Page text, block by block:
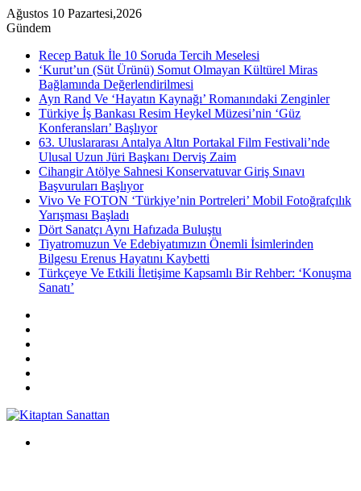
Ağustos 10 Pazartesi,2026
Gündem
Recep Batuk İle 10 Soruda Tercih Meselesi
‘Kurut’un (Süt Ürünü) Somut Olmayan Kültürel Miras
Bağlamında Değerlendirilmesi
Ayn Rand Ve ‘Hayatın Kaynağı’ Romanındaki Zenginler
Türkiye İş Bankası Resim Heykel Müzesi’nin ‘Güz
Konferansları’ Başlıyor
63. Uluslararası Antalya Altın Portakal Film Festivali’nde
Ulusal Uzun Jüri Başkanı Derviş Zaim
Cihangir Atölye Sahnesi Konservatuvar Giriş Sınavı
Başvuruları Başlıyor
Vivo Ve FOTON ‘Türkiye’nin Portreleri’ Mobil Fotoğrafçılık
Yarışması Başladı
Dört Sanatçı Aynı Hafızada Buluştu
Tiyatromuzun Ve Edebiyatımızın Önemli İsimlerinden
Bilgesu Erenus Hayatını Kaybetti
Türkçeye Ve Etkili İletişime Kapsamlı Bir Rehber: ‘Konuşma
Sanatı’